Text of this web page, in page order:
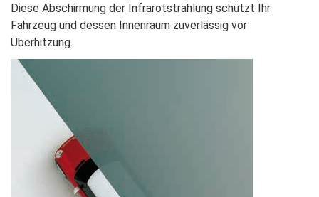
Diese Abschirmung der Infrarotstrahlung schützt Ihr
Fahrzeug und dessen Innenraum zuverlässig vor
Überhitzung.